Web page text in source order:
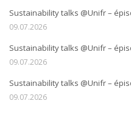
Sustainability talks @Unifr –
09.07.2026
Sustainability talks @Unifr –
09.07.2026
Sustainability talks @Unifr –
09.07.2026